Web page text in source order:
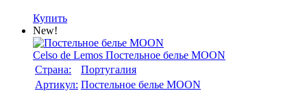
Купить
New!
Celso de Lemos Постельное белье MOON
Страна:
Португалия
Артикул: Постельное белье MOON